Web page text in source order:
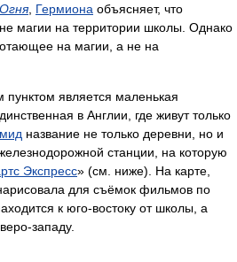
, Гермиона объясняет, что
магии на территории школы. Однако
на магии, а не на
является маленькая
в Англии, где живут только
название не только деревни, но и
станции, на которую
Экспресс» (см. ниже). На карте,
для съёмок фильмов по
к юго-востоку от школы, а
западу.